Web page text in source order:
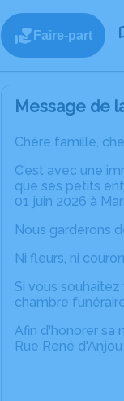
Faire-part
Message de
Chère famille,
C’est avec une
que ses petits
01 juin 2026 à
Nous garderons
Ni fleurs, ni
Si vous
chambre
Afin d'honorer sa
Rue René